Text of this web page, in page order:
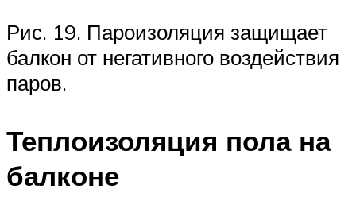
Рис. 19. Пароизоляция защищает
балкон от негативного воздействия
паров.
Теплоизоляция пола на
балконе